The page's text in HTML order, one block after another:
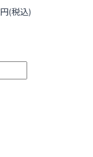
円(税込)